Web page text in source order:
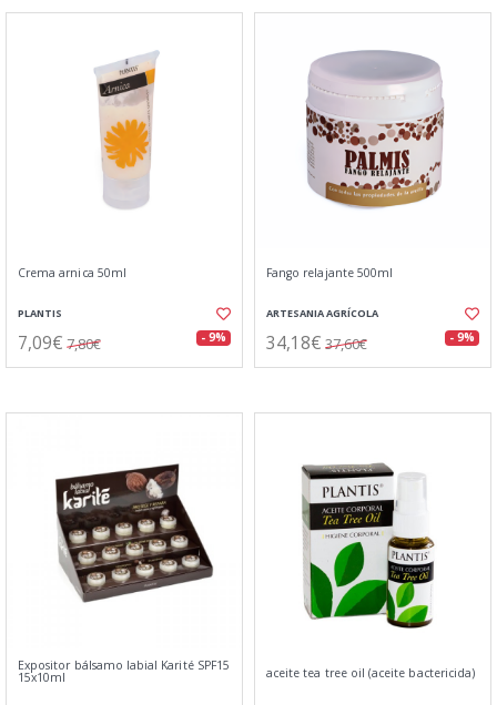
Crema arnica 50ml
PLANTIS
7,09€ 7,80€ - 9%
Fango relajante 500ml
ARTESANIA AGRÍCOLA
34,18€ 37,60€ - 9%
Expositor bálsamo labial Karité SPF15
15x10ml aceite tea tree oil (aceite bactericida)